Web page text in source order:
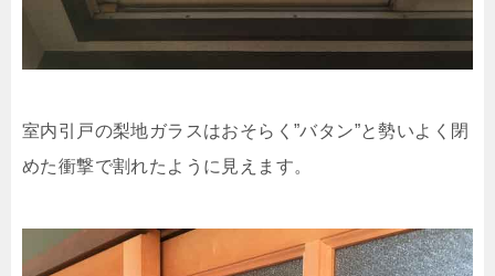
室内引戸の梨地ガラスはおそらく”バタン”と勢いよく閉
めた衝撃で割れたように見えます。